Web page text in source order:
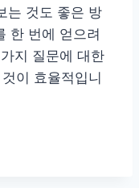
는 것도 좋은 방
한 번에 얻으려
지 질문에 대한
이 효율적입니